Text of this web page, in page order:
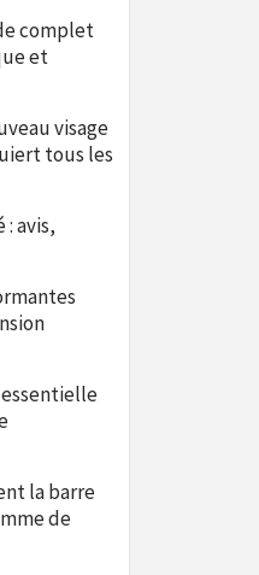
complet
et
visage
tous les
avis,
la barre
de